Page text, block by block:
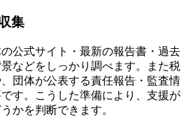
集
公式サイト・最新の報告書・過去
などをしっかり調べます。また税
団体が公表する責任報告・監査情
す。こうした準備により、支援が
かを判断できます。